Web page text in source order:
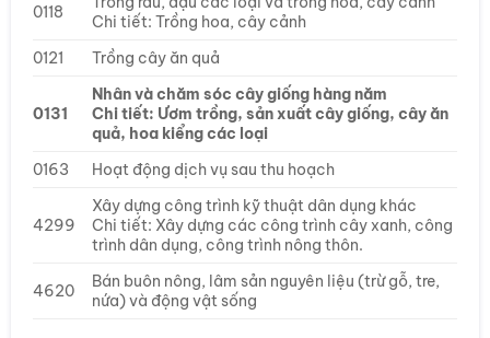
0118
Chi tiết: Trồng hoa, cây cảnh
0121
Trồng cây ăn quả
0131
Nhân và chăm sóc cây giống hàng năm
Chi tiết: Ươm trồng, sản xuất cây giống, cây ăn
quả, hoa kiểng các loại
0163
Hoạt động dịch vụ sau thu hoạch
4299
Xây dựng công trình kỹ thuật dân dụng khác
Chi tiết: Xây dựng các công trình cây xanh, công
trình dân dụng, công trình nông thôn.
4620
Bán buôn nông, lâm sản nguyên liệu (trừ gỗ, tre,
nứa) và động vật sống